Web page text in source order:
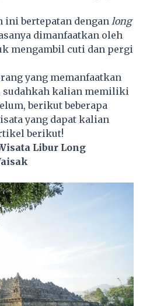
ini bertepatan dengan long
dimanfaatkan oleh
mengambil cuti dan pergi
yang memanfaatkan
sudahkah kalian memiliki
berikut beberapa
yang dapat kalian
berikut!
Libur Long